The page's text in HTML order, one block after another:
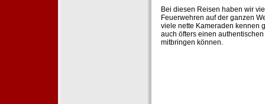
Bei diesen Reisen haben wir
Feuerwehren auf der ganzen
viele nette Kameraden kennen
auch öfters einen
mitbringen können.